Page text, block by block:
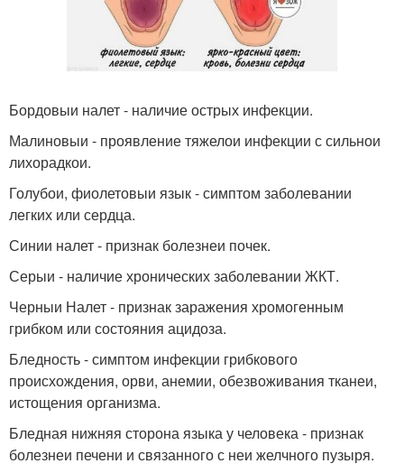
Бордовыи налет - наличие острых инфекции.
Малиновыи - проявление тяжелои инфекции с сильнои
лихорадкои.
Голубои, фиолетовыи язык - симптом заболевании
легких или сердца.
Синии налет - признак болезнеи почек.
Серыи - наличие хронических заболевании ЖКТ.
Черныи Налет - признак заражения хромогенным
грибком или состояния ацидоза.
Бледность - симптом инфекции грибкового
происхождения, орви, анемии, обезвоживания тканеи,
истощения организма.
Бледная нижняя сторона языка у человека - признак
болезнеи печени и связанного с неи желчного пузыря.